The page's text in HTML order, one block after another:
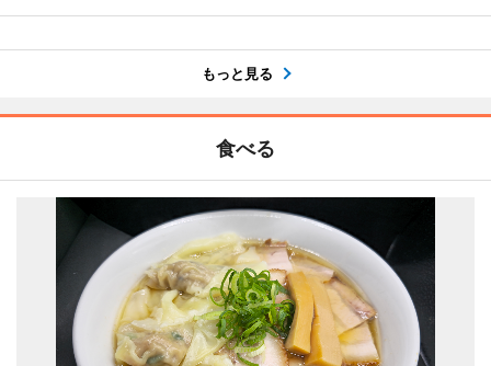
もっと見る
食べる